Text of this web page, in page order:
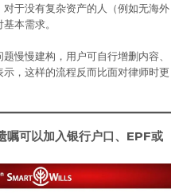
于没有复杂资产的人（例如无海外
本需求。
慢慢建构，用户可自行增删内容、
，这样的流程反而比面对律师时更
可以加入银行户口、EPF或